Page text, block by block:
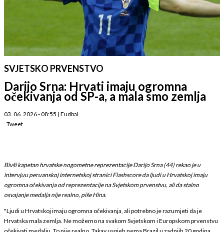
SVJETSKO PRVENSTVO
Darijo Srna: Hrvati imaju ogromna
očekivanja od SP-a, a mala smo zemlja
03. 06. 2026 - 08:55 | Fudbal
Tweet
Bivši kapetan hrvatske nogometne reprezentacije Darijo Srna (44) rekao je u
intervjuu peruanskoj internetskoj stranici Flashscore da ljudi u Hrvatskoj imaju
ogromna očekivanja od reprezentacije na Svjetskom prvenstvu, ali da stalno
osvajanje medalja nije realno, piše Hina.
"Ljudi u Hrvatskoj imaju ogromna očekivanja, ali potrebno je razumjeti da je
Hrvatska mala zemlja. Ne možemo na svakom Svjetskom i Europskom prvenstvu